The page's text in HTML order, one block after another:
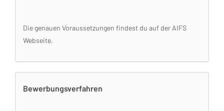
Die genauen Voraussetzungen findest du auf der AIFS
Webseite.
Bewerbungsverfahren